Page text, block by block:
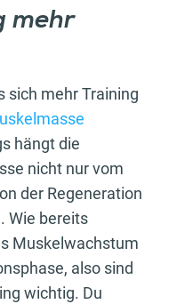
mehr
sich mehr Training
hängt die
nicht nur vom
der Regeneration
Wie bereits
Muskelwachstum
also sind
wichtig. Du